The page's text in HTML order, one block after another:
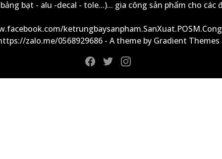
bạt - alu -decal - tole...)... gia công sản phẩm cho các
zalo.me/0568929686 - A theme by Gradient